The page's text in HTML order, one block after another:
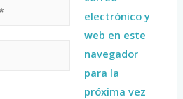
electrónico y
web en este
navegador
para la
próxima vez